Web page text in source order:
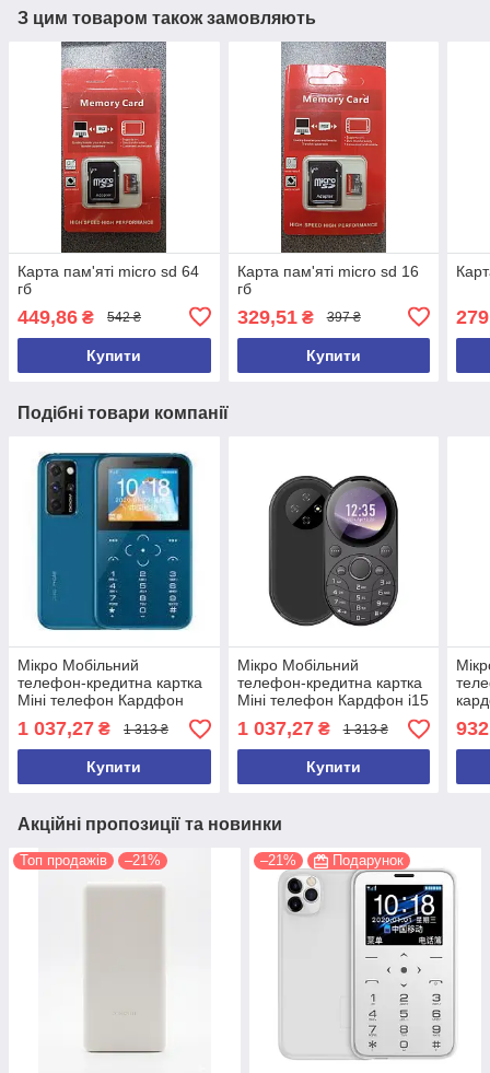
З цим товаром також замовляють
Карта пам'яті micro sd 64
гб
449,86 ₴ 542 ₴
Купити
Карта пам'яті micro sd 16
гб
329,51₴ 397 ₴
Купити
Подібні товари компанії
Мікро Мобільний
телефон-кредитна картка
Міні телефон Кардфон
GTStar DOOV V9 Blue (2
сім картки)
1 037,27 ₴ 1 313 ₴
Купити
Мікро Мобільний
телефон-кредитна картка
Міні телефон Кардфон i15
mini (2 сім картки)
1 037,27₴ 1 313 ₴
Купити
Акційні пропозиції та новинки
Топ продажів –21% –21% Подарунок